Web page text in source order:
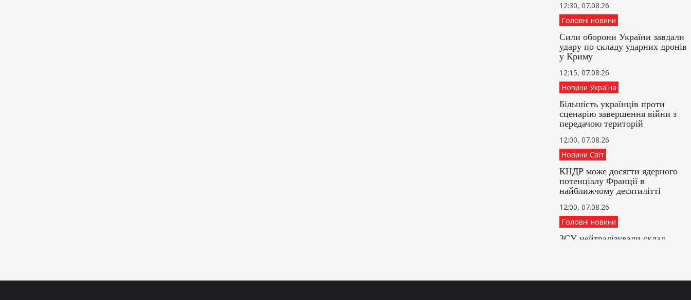
12:30, 07.08.26
Головні новини
Сили оборони України завдали
удару по складу ударних дронів
у Криму
12:15, 07.08.26
Новини Україна
Більшість українців проти
сценарію завершення війни з
передачою територій
12:00, 07.08.26
Новини Світ
КНДР може досягти ядерного
потенціалу Франції в
найближчому десятилітті
12:00, 07.08.26
Головні новини
ЗСУ нейтралізували склад
Новини Світ